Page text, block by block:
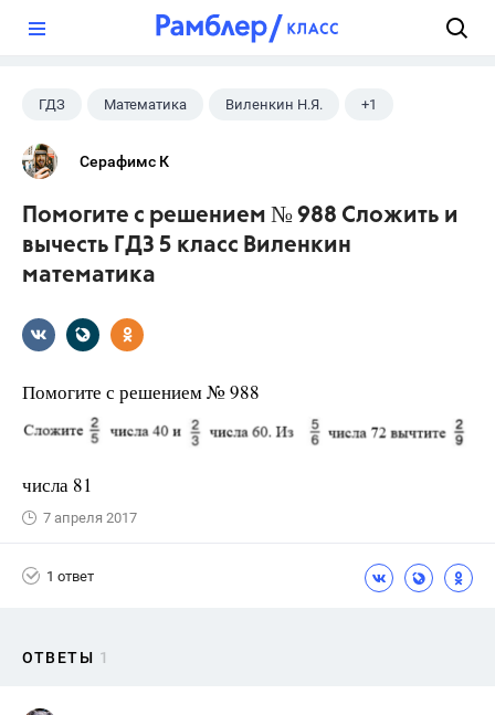
ГДЗ Математика Виленкин Н.Я. +1
5 класс
Серафимс К
Помогите с решением № 988 Сложить и
вычесть ГДЗ 5 класс Виленкин
математика
Помогите с решением № 988
числа 81
7 апреля 2017
1 ответ
ОТВЕТЫ 1